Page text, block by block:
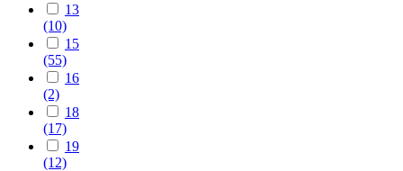
13
(10)
15
(55)
16
(2)
18
(17)
19
(12)